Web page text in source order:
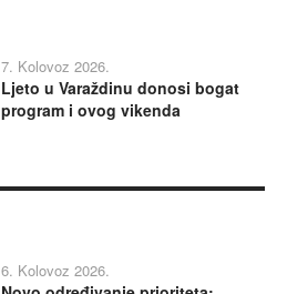
7. Kolovoz 2026.
Ljeto u Varaždinu donosi bogat
program i ovog vikenda
6. Kolovoz 2026.